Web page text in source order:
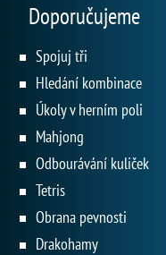
Doporučujeme
Spojuj tři
Hledání kombinace
Úkoly v herním poli
Mahjong
Odbourávání kuliček
Tetris
Obrana pevnosti
Drakohamy